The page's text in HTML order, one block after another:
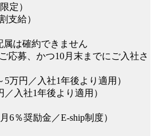
定）
支給）
属は確約できません
応募、かつ10月末までにご入社さ
万円／入社1年後より適用）
入社1年後より適用）
6％奨励金／E-ship制度）